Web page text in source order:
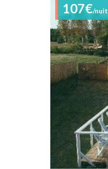
107€/nuit